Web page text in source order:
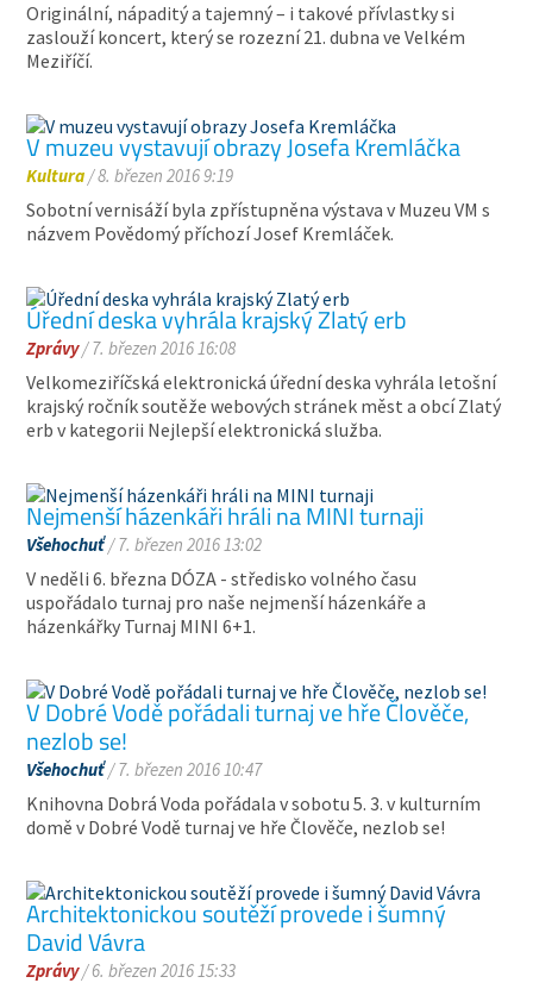
Originální, nápaditý a tajemný – i takové přívlastky si
zaslouží koncert, který se rozezní 21. dubna ve Velkém
Meziříčí.
V muzeu vystavují obrazy Josefa Kremláčka
Kultura/ 8. březen 2016 9:19
Sobotní vernisáží byla zpřístupněna výstava v Muzeu VM s
názvem Povědomý příchozí Josef Kremláček.
Úřední deska vyhrála krajský Zlatý erb
Zprávy/ 7. březen 2016 16:08
Velkomeziříčská elektronická úřední deska vyhrála letošní
krajský ročník soutěže webových stránek měst a obcí Zlatý
erb v kategorii Nejlepší elektronická služba.
Nejmenší házenkáři hráli na MINI turnaji
Všehochuť/ 7. březen 2016 13:02
V neděli 6. března DÓZA - středisko volného času
uspořádalo turnaj pro naše nejmenší házenkáře a
házenkářky Turnaj MINI 6+1.
V Dobré Vodě pořádali turnaj ve hře Člověče,
nezlob se!
Všehochuť/ 7. březen 2016 10:47
Knihovna Dobrá Voda pořádala v sobotu 5. 3. v kulturním
domě v Dobré Vodě turnaj ve hře Člověče, nezlob se!
Architektonickou soutěží provede i šumný
David Vávra
Zprávy/ 6. březen 2016 15:33